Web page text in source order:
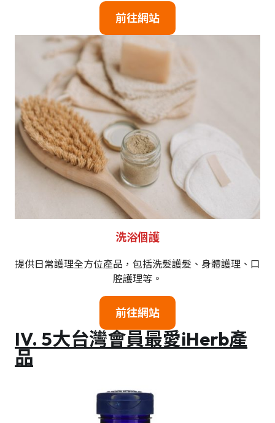
前往網站
洗浴個護
提供日常護理全方位產品，包括洗髮護髮、身體護理、口
腔護理等。
前往網站
IV. 5大台灣會員最愛iHerb產
品